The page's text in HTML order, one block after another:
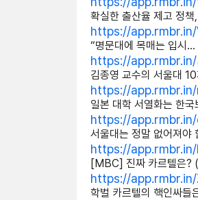
확실한 출산율 제고 정
https://app.rmbr.in/
“명문대에 목매는 입시
https://
김종영 교수의 서울대 10
https://
일본 대학 서열화는 한국
https://
서울대는 정말 없어져야
https://app.rmbr.in/
[MBC] 진짜 카르텔은? (
https://
학벌 카르텔의 핵인싸들